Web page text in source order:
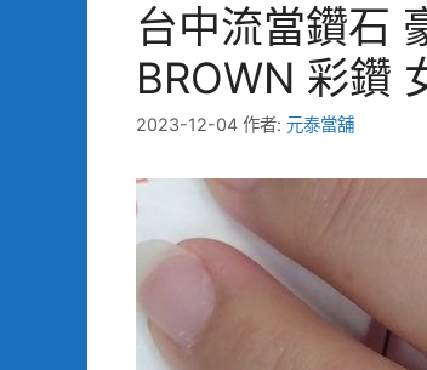
台中流當鑽石
BROWN 彩鑽
2023-12-04 作者: 元泰當舖